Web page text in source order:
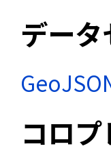
データ
コロ